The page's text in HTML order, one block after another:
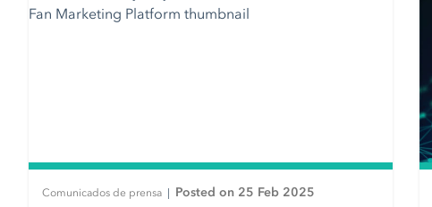
Comunicados de prensa Posted on 25 Feb 2025